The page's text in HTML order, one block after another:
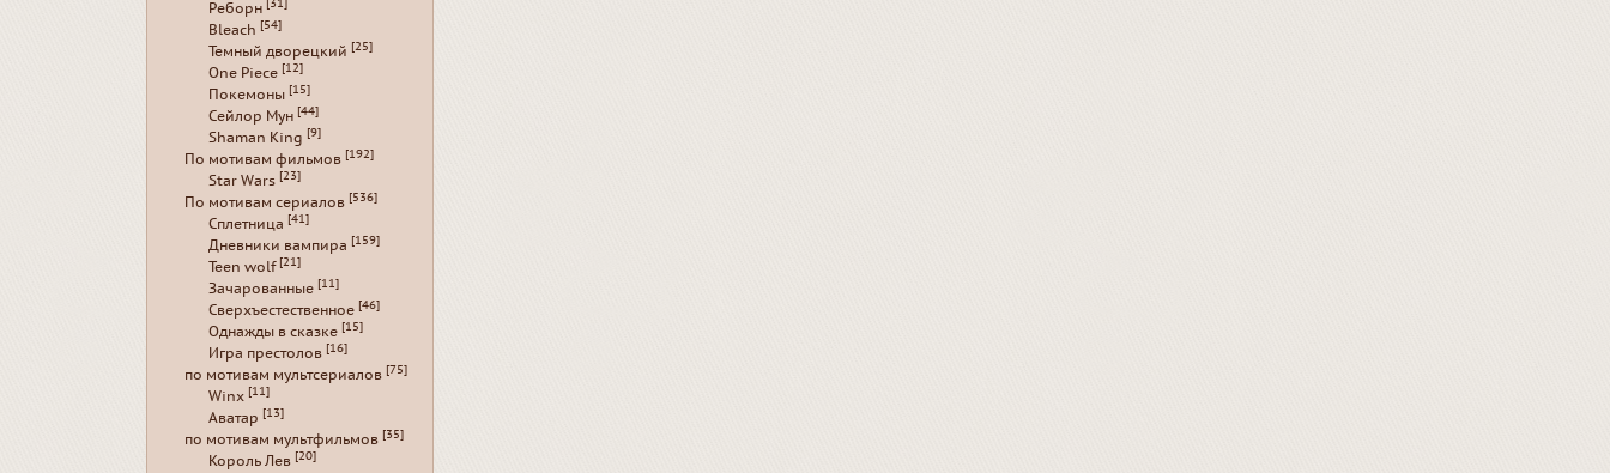
Реборн [31]
Bleach [54]
Темный дворецкий [25]
One Piece [12]
Покемоны [15]
Сейлор Мун [44]
Shaman King [9]
По мотивам фильмов [192]
Star Wars [23]
По мотивам сериалов [536]
Сплетница [41]
Дневники вампира [159]
Teen wolf [21]
Зачарованные [11]
Сверхъестественное [46]
Однажды в сказке [15]
Игра престолов [16]
по мотивам мультсериалов [75]
Winx [11]
Аватар [13]
по мотивам мультфильмов [35]
Король Лев [20]